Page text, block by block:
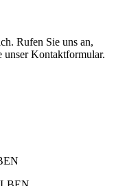
Rufen Sie uns an,
unser Kontaktformular.